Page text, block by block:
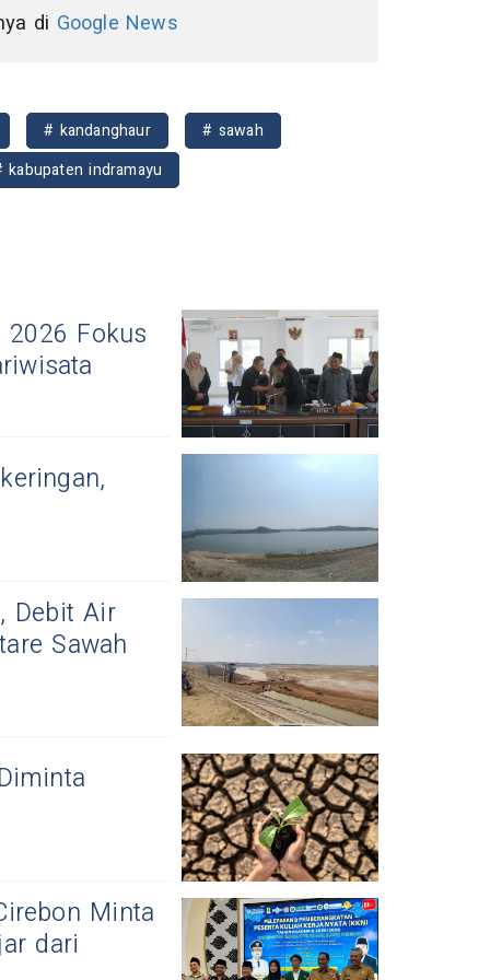
di Google News
# kandanghaur
# sawah
kabupaten indramayu
2026 Fokus
Debit Air
Sawah
Minta
dari